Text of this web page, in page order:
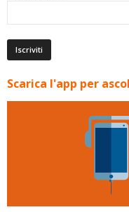
Scarica l'app per